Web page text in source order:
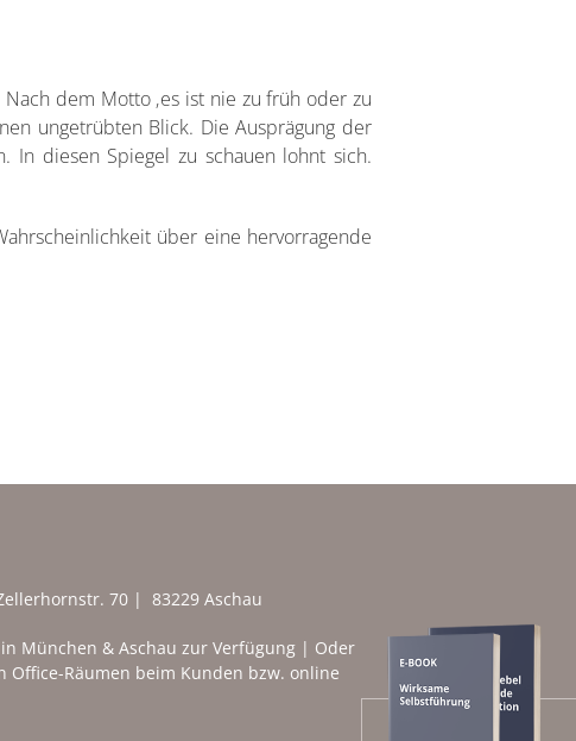
dem Motto ‚es ist nie zu früh oder zu
ungetrübten Blick. Die Ausprägung der
In diesen Spiegel zu schauen lohnt sich.
über eine hervorragende
70 | 83229 Aschau
München & Aschau zur Verfügung | Oder
Office-Räumen beim Kunden bzw. online